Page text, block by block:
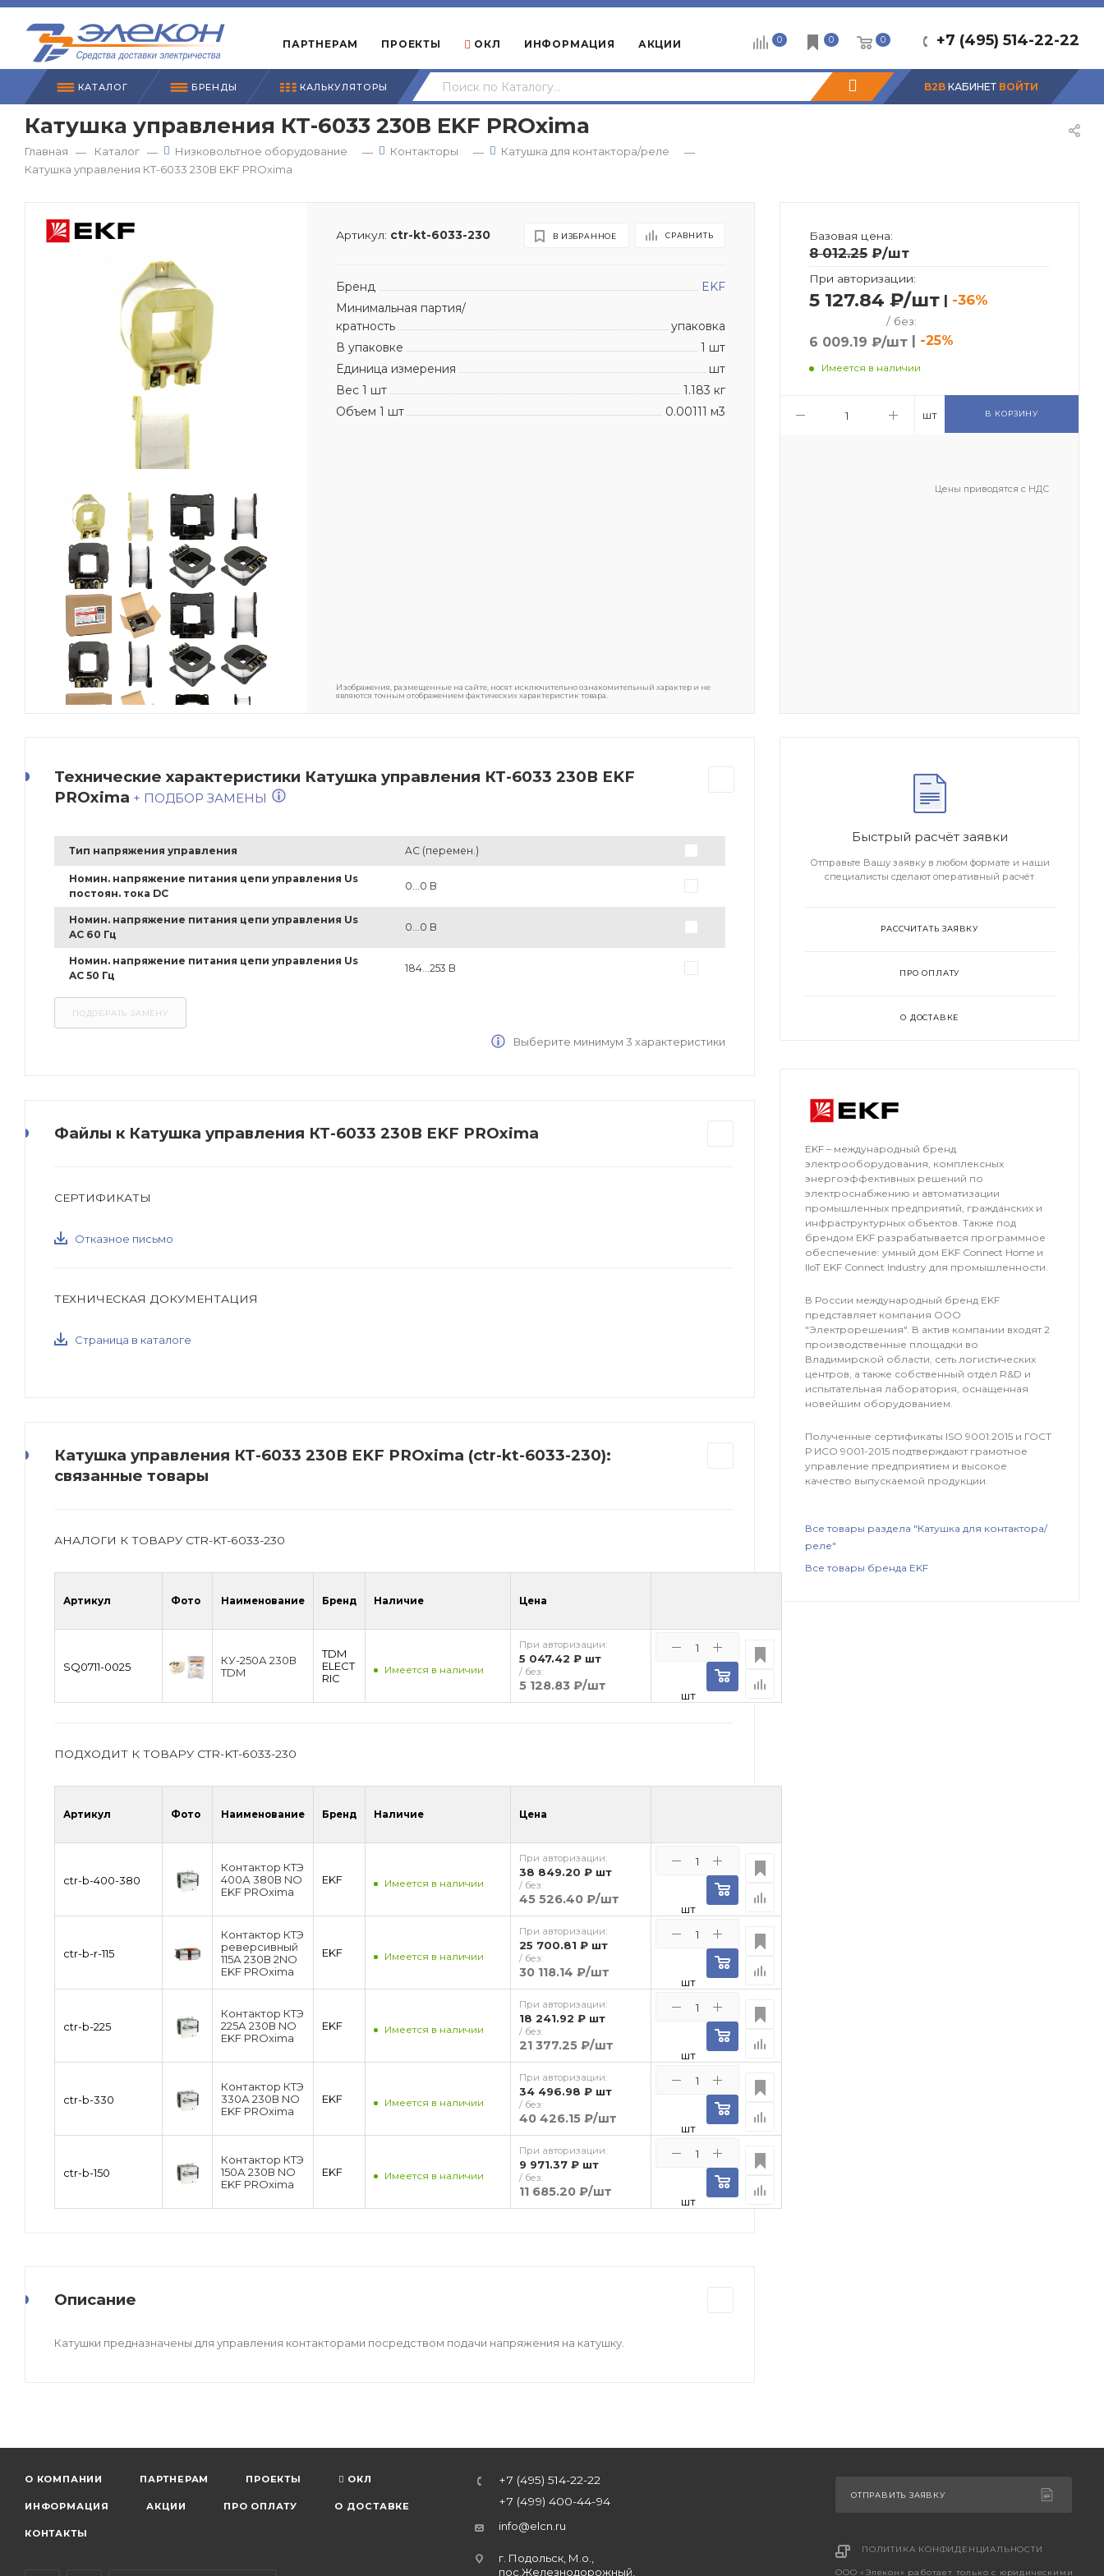
ПАРТНЕРАМ ПРОЕКТЫ ОКЛ ИНФОРМАЦИЯ АКЦИИ +7 (495) 514-22-22
0 0 0
B2B КАБИНЕТ ВОЙТИ
КАТАЛОГ БРЕНДЫ КАЛЬКУЛЯТОРЫ
Катушка управления КТ-6033 230В EKF PROxima
Главная — Каталог — Низковольтное оборудование — Контакторы — Катушка для контактора/реле
—
Катушка управления КТ-6033 230В EKF PROxima
Артикул: ctr-kt-6033-230 В ИЗБРАННОЕ СРАВНИТЬ
Бренд
EKF
Минимальная партия/
кратность
упаковка
В упаковке
1 шт
Единица измерения
шт
Вес 1 шт
1.183 кг
Объем 1 шт
0.00111 м3
Изображения, размещенные на сайте, носят исключительно ознакомительный характер и не
являются точным отображением фактических характеристик товара.
Базовая цена:
8 012.25₽/шт
При авторизации:
5 127.84 ₽/шт | -36%
/ без:
6 009.19 ₽/шт | -25%
Имеется в наличии
шт В КОРЗИНУ
Цены приводятся с НДС
Технические характеристики Катушка управления КТ-6033 230В EKF
PROxima + ПОДБОР ЗАМЕНЫ
Тип напряжения управления AC (перемен.)
Номин. напряжение питания цепи управления Us
постоян. тока DC
0...0 В
Номин. напряжение питания цепи управления Us
AC 60 Гц
0...0 В
Номин. напряжение питания цепи управления Us
AC 50 Гц
184...253 В
Выберите минимум 3 характеристики
Файлы к Катушка управления КТ-6033 230В EKF PROxima
СЕРТИФИКАТЫ
Отказное письмо
ТЕХНИЧЕСКАЯ ДОКУМЕНТАЦИЯ
Страница в каталоге
Катушка управления КТ-6033 230В EKF PROxima (ctr-kt-6033-230):
связанные товары
АНАЛОГИ К ТОВАРУ CTR-KT-6033-230
Артикул Фото Наименование Бренд Наличие Цена
SQ0711-0025
КУ-250А 230В
TDM
TDM
ЕLECT
RIC
Имеется в наличии
При авторизации:
5 047.42 ₽ шт
/ без:
5 128.83 ₽/шт
шт
ПОДХОДИТ К ТОВАРУ CTR-KT-6033-230
Артикул Фото Наименование Бренд Наличие Цена
ctr-b-400-380
Контактор КТЭ
400А 380В NO
EKF PROxima
EKF Имеется в наличии
При авторизации:
38 849.20 ₽ шт
/ без:
45 526.40 ₽/шт
шт
ctr-b-r-115
Контактор КТЭ
реверсивный
115А 230В 2NO
EKF PROxima
EKF Имеется в наличии
При авторизации:
25 700.81 ₽ шт
/ без:
30 118.14 ₽/шт
шт
ctr-b-225
Контактор КТЭ
225А 230В NO
EKF PROxima
EKF Имеется в наличии
При авторизации:
18 241.92 ₽ шт
/ без:
21 377.25 ₽/шт
шт
ctr-b-330
Контактор КТЭ
330А 230В NO
EKF PROxima
EKF Имеется в наличии
При авторизации:
34 496.98 ₽ шт
/ без:
40 426.15 ₽/шт
шт
ctr-b-150
Контактор КТЭ
150А 230В NO
EKF PROxima
EKF Имеется в наличии
При авторизации:
9 971.37 ₽ шт
/ без:
11 685.20 ₽/шт
шт
Описание
Катушки предназначены для управления контакторами посредством подачи напряжения на катушку.
Быстрый расчёт заявки
Отправьте Вашу заявку в любом формате и наши
специалисты сделают оперативный расчёт
РАССЧИТАТЬ ЗАЯВКУ
ПРО ОПЛАТУ
О ДОСТАВКЕ
EKF – международный бренд
электрооборудования, комплексных
энергоэффективных решений по
электроснабжению и автоматизации
промышленных предприятий, гражданских и
инфраструктурных объектов. Также под
брендом EKF разрабатывается программное
обеспечение: умный дом EKF Connect Home и
IIoT EKF Connect Industry для промышленности.
В России международный бренд EKF
представляет компания OOO
"Электрорешения". В актив компании входят 2
производственные площадки во
Владимирской области, сеть логистических
центров, а также собственный отдел R&D и
испытательная лаборатория, оснащенная
новейшим оборудованием.
Полученные сертификаты ISO 9001:2015 и ГОСТ
Р ИСО 9001-2015 подтверждают грамотное
управление предприятием и высокое
качество выпускаемой продукции.
Все товары раздела "Катушка для контактора/
реле"
Все товары бренда EKF
О КОМПАНИИ ПАРТНЕРАМ ПРОЕКТЫ ОКЛ
ИНФОРМАЦИЯ АКЦИИ ПРО ОПЛАТУ О ДОСТАВКЕ
КОНТАКТЫ
+7 (495) 514-22-22
+7 (499) 400-44-94
info@elcn.ru
г. Подольск, М.о.,
пос.Железнодорожный,
ОТПРАВИТЬ ЗАЯВКУ
ПОЛИТИКА КОНФИДЕНЦИАЛЬНОСТИ
ООО «Элекон» работает только с юридическими